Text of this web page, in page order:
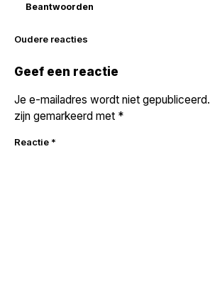
Beantwoorden
Reacties
Oudere reacties
Geef een reactie
Je e-mailadres wordt niet gepubliceerd.
zijn gemarkeerd met *
Reactie *